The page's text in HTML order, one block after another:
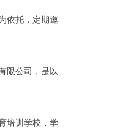
依托，定期邀
限公司，是以
培训学校，学